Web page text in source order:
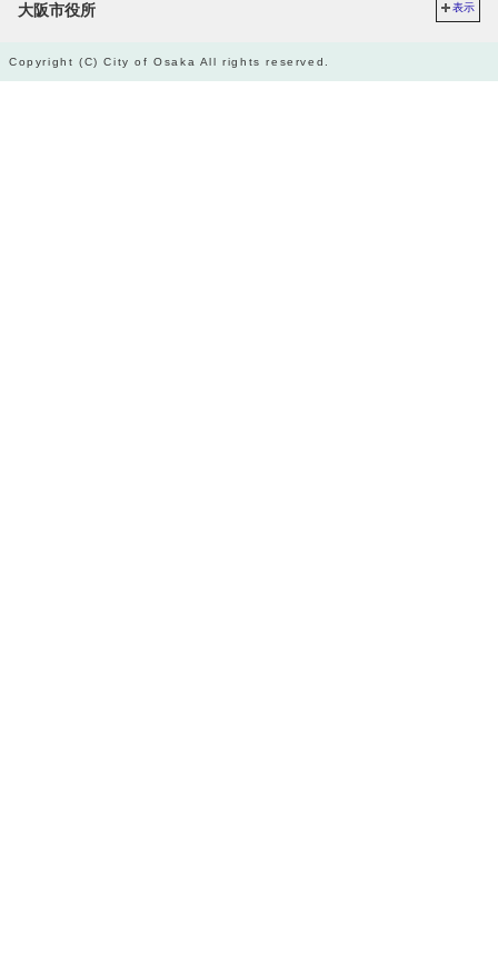
大阪市役所 表示
Copyright (C) City of Osaka All rights reserved.